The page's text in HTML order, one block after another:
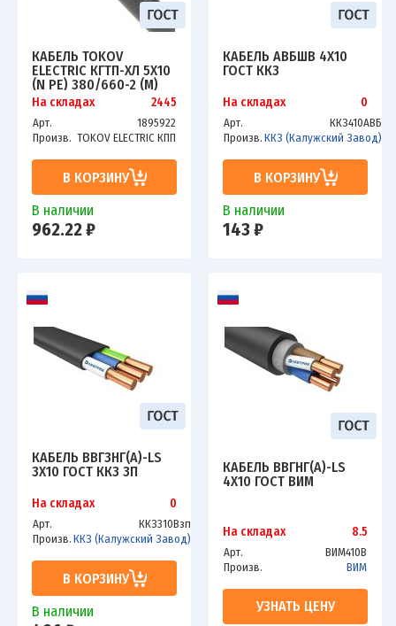
КАБЕЛЬ TOKOV
ELECTRIC КГТП-ХЛ 5Х10
(N PE) 380/660-2 (М)
00-00027198
На складах 2445
Арт.
1895922
Произв. TOKOV ELECTRIC КПП
В КОРЗИНУ
В наличии
962.22 ₽
КАБЕЛЬ АВБШВ 4Х10
ГОСТ ККЗ
На складах 0
Арт.
ККЗ410АВБ
Произв. ККЗ (Калужский Завод)
В КОРЗИНУ
В наличии
143 ₽
КАБЕЛЬ ВВГЗНГ(А)-LS
3Х10 ГОСТ ККЗ ЗП
На складах 0
Арт.
ККЗ310Взп
Произв. ККЗ (Калужский Завод)
В КОРЗИНУ
В наличии
КАБЕЛЬ ВВГНГ(А)-LS
4Х10 ГОСТ ВИМ
На складах 8.5
Арт.
ВИМ410В
Произв.
ВИМ
УЗНАТЬ ЦЕНУ